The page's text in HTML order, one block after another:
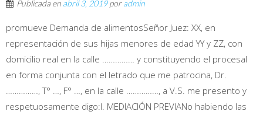
Publicada en abril 3, 2019poradmin
promueve Demanda de alimentosSeñor Juez: XX, en
representación de sus hijas menores de edad YY y ZZ, con
domicilio real en la calle …………… y constituyendo el procesal
en forma conjunta con el letrado que me patrocina, Dr.
……………, T° …, F° …, en la calle ……………, a V.S. me presento y
respetuosamente digo:I. MEDIACIÓN PREVIANo habiendo las